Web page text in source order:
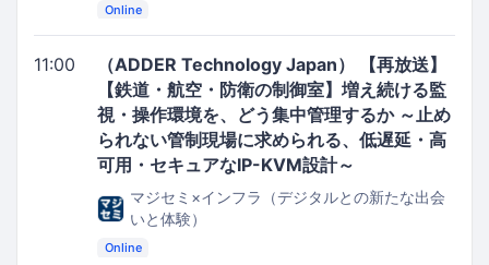
Online
11:00
（ADDER Technology Japan） 【再放送】
【鉄道・航空・防衛の制御室】増え続ける監
視・操作環境を、どう集中管理するか ～止め
られない管制現場に求められる、低遅延・高
可用・セキュアなIP-KVM設計～
マジセミ×インフラ（デジタルとの新たな出会
いと体験）
Online